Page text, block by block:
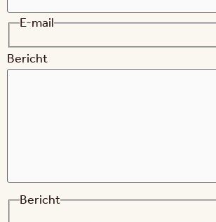
E-mail
Bericht
Bericht